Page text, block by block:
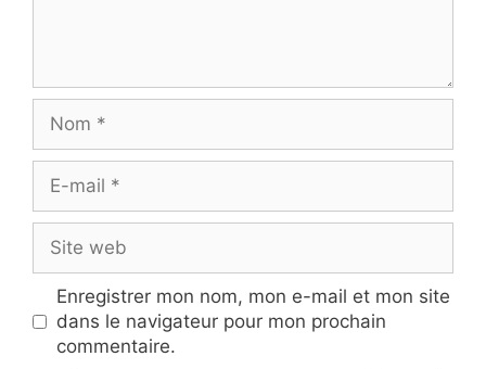
mail
web
Enregistrer mon nom, mon e-mail et mon site
dans le navigateur pour mon prochain
commentaire.